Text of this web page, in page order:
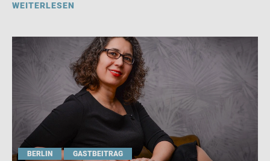
WEITERLESEN
BERLIN GASTBEITRAG